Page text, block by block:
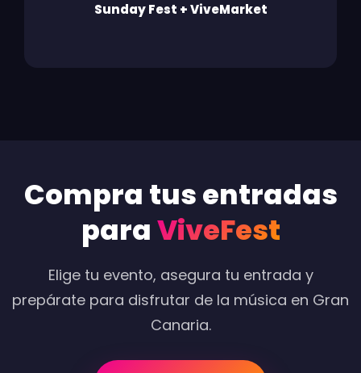
Sunday Fest + ViveMarket
Compra tus entradas
paraViveFest
Elige tu evento, asegura tu entrada y
prepárate para disfrutar de la música en Gran
Canaria.